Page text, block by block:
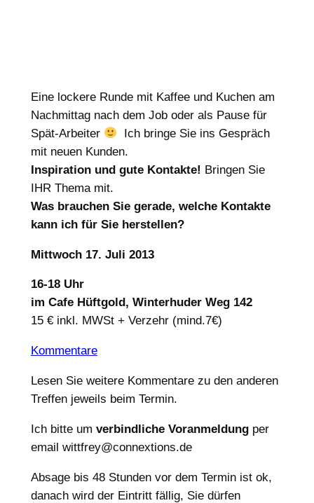
Eine lockere Runde mit Kaffee und Kuchen am
Nachmittag nach dem Job oder als Pause für
Spät-Arbeiter
Ich bringe Sie ins Gespräch
mit neuen Kunden.
Inspiration und gute Kontakte! Bringen Sie
IHR Thema mit.
Was brauchen Sie gerade, welche Kontakte
kann ich für Sie herstellen?
Mittwoch 17. Juli 2013
16-18 Uhr
im Cafe Hüftgold, Winterhuder Weg 142
15 € inkl. MWSt + Verzehr (mind.7€)
Kommentare
Lesen Sie weitere Kommentare zu den anderen
Treffen jeweils beim Termin.
Ich bitte um verbindliche Voranmeldungper
email wittfrey@connextions.de
Absage bis 48 Stunden vor dem Termin ist ok,
danach wird der Eintritt fällig, Sie dürfen